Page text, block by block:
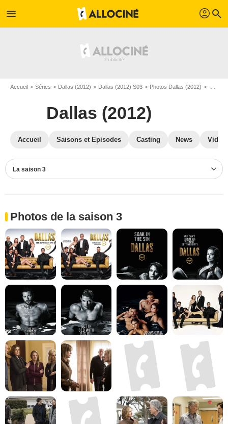
menu profil search
Accueil Séries Dallas (2012) Dallas (2012) S03 Photos Dallas (2012)
Dallas (2012)
Accueil Saisons et Episodes Casting News
La saison 3
Photos de la saison 3